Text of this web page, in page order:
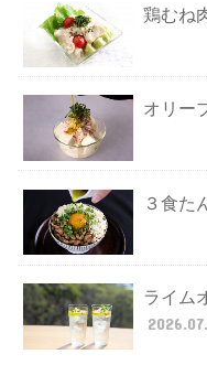
鶏むね
オリー
３食た
ライム